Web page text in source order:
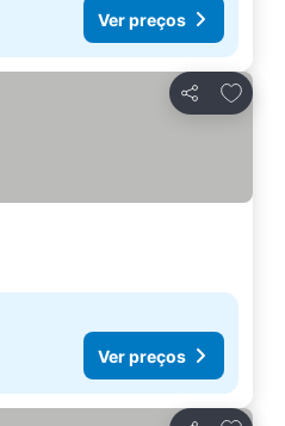
Ver preços
Partilhar
Ver preços